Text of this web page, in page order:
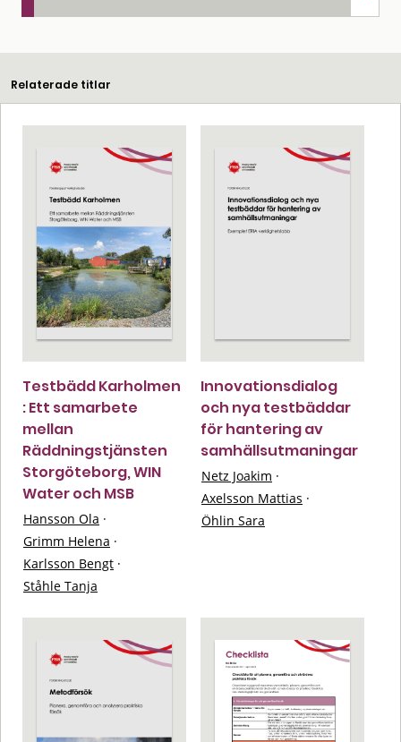
Relaterade titlar
Testbädd Karholmen
: Ett samarbete
mellan
Räddningstjänsten
Storgöteborg, WIN
Water och MSB
Hansson Ola ·
Grimm Helena ·
Karlsson Bengt ·
Ståhle Tanja
Innovationsdialog
och nya testbäddar
för hantering av
samhällsutmaningar
Netz Joakim ·
Axelsson Mattias ·
Öhlin Sara